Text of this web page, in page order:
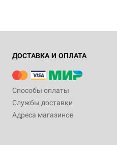
ДОСТАВКА И ОПЛАТА
Способы оплаты
Службы доставки
Адреса магазинов